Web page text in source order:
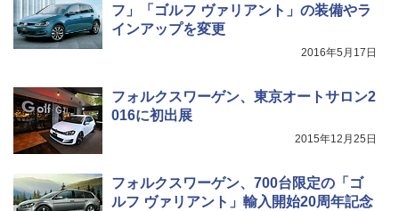
フ」「ゴルフ ヴァリアント」の装備やラ
インアップを変更
2016年5月17日
フォルクスワーゲン、東京オートサロン2
016に初出展
2015年12月25日
フォルクスワーゲン、700台限定の「ゴ
ルフ ヴァリアント」輸入開始20周年記念